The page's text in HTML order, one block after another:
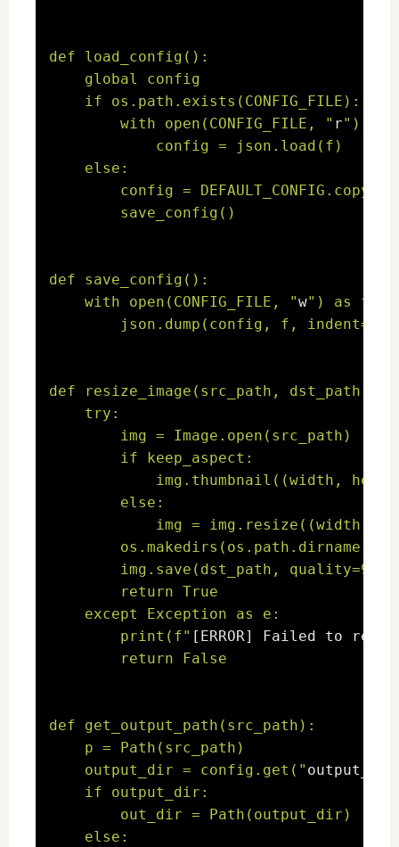
def load_config():
    global config
    if os.path.exists(CONFIG_FILE):
        with open(CONFIG_FILE, "
r") as
            config = json.load(f)
    else:
        config = DEFAULT_CONFIG.copy()
        save_config()
def save_config():
    with open(CONFIG_FILE, "
w") as f:
json.dump(config, f, indent=2,
def resize_image(src_path, dst_path,
    try:
        img = Image.open(src_path)
        if keep_aspect:
img.thumbnail((width,
        else:
img = img.resize((width,
        img.save(dst_path, quality=90)
        return True
    except Exception as e:
        print(f"
[ERROR] Failed to
        return False
def get_output_path(src_path):
    p = Path(src_path)
    output_dir = config.get("
    if output_dir:
        out_dir = Path(output_dir)
    else: